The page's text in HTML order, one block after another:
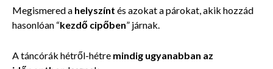
Megismered a helyszínt és azokat a párokat, akik hozzád
hasonlóan “kezdő cipőben” járnak.
A táncórák hétről-hétre mindig ugyanabban az